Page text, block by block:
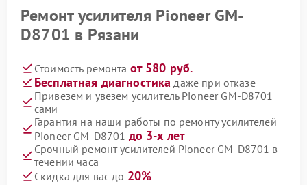
Ремонт усилителя Pioneer GM-
D8701 в Рязани
Стоимость ремонта от 580 руб.
Бесплатная диагностика даже при отказе
Привезем и увезем усилитель Pioneer GM-D8701
сами
Гарантия на наши работы по ремонту усилителей
Pioneer GM-D8701 до 3-х лет
Срочный ремонт усилителей Pioneer GM-D8701 в
течении часа
Скидка для вас до 20%